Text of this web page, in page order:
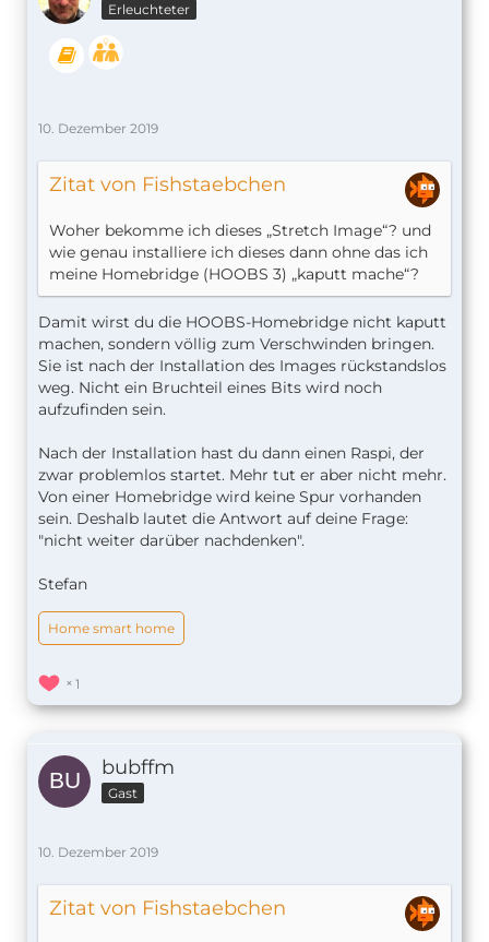
Erleuchteter
10. Dezember 2019
Zitat von Fishstaebchen
Woher bekomme ich dieses „Stretch Image“? und
wie genau installiere ich dieses dann ohne das ich
meine Homebridge (HOOBS 3) „kaputt mache“?
Damit wirst du die HOOBS-Homebridge nicht kaputt
machen, sondern völlig zum Verschwinden bringen.
Sie ist nach der Installation des Images rückstandslos
weg. Nicht ein Bruchteil eines Bits wird noch
aufzufinden sein.
Nach der Installation hast du dann einen Raspi, der
zwar problemlos startet. Mehr tut er aber nicht mehr.
Von einer Homebridge wird keine Spur vorhanden
sein. Deshalb lautet die Antwort auf deine Frage:
"nicht weiter darüber nachdenken".
Stefan
Home smart home
1
bubffm
Gast
10. Dezember 2019
Zitat von Fishstaebchen